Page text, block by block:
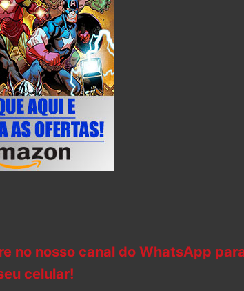
no nosso canal do WhatsApp
celular!